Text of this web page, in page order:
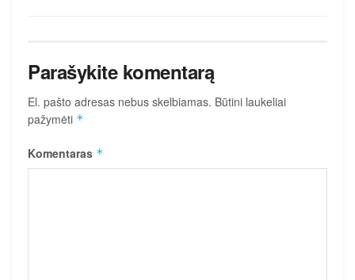
Parašykite komentarą
El. pašto adresas nebus skelbiamas. Būtini laukeliai
pažymėti *
Komentaras *